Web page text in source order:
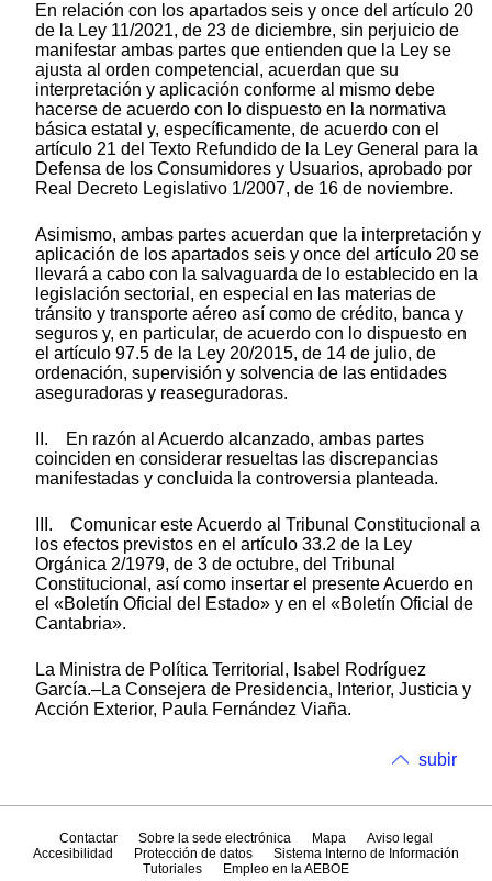
En relación con los apartados seis y once del artículo 20
de la Ley 11/2021, de 23 de diciembre, sin perjuicio de
manifestar ambas partes que entienden que la Ley se
ajusta al orden competencial, acuerdan que su
interpretación y aplicación conforme al mismo debe
hacerse de acuerdo con lo dispuesto en la normativa
básica estatal y, específicamente, de acuerdo con el
artículo 21 del Texto Refundido de la Ley General para la
Defensa de los Consumidores y Usuarios, aprobado por
Real Decreto Legislativo 1/2007, de 16 de noviembre.
Asimismo, ambas partes acuerdan que la interpretación y
aplicación de los apartados seis y once del artículo 20 se
llevará a cabo con la salvaguarda de lo establecido en la
legislación sectorial, en especial en las materias de
tránsito y transporte aéreo así como de crédito, banca y
seguros y, en particular, de acuerdo con lo dispuesto en
el artículo 97.5 de la Ley 20/2015, de 14 de julio, de
ordenación, supervisión y solvencia de las entidades
aseguradoras y reaseguradoras.
II. En razón al Acuerdo alcanzado, ambas partes
coinciden en considerar resueltas las discrepancias
manifestadas y concluida la controversia planteada.
III. Comunicar este Acuerdo al Tribunal Constitucional a
los efectos previstos en el artículo 33.2 de la Ley
Orgánica 2/1979, de 3 de octubre, del Tribunal
Constitucional, así como insertar el presente Acuerdo en
el «Boletín Oficial del Estado» y en el «Boletín Oficial de
Cantabria».
La Ministra de Política Territorial, Isabel Rodríguez
García.–La Consejera de Presidencia, Interior, Justicia y
Acción Exterior, Paula Fernández Viaña.
subir
Contactar Sobre la sede electrónica Mapa
Aviso legal
Accesibilidad
Protección de datos
Sistema Interno de Información
Tutoriales
Empleo en la AEBOE